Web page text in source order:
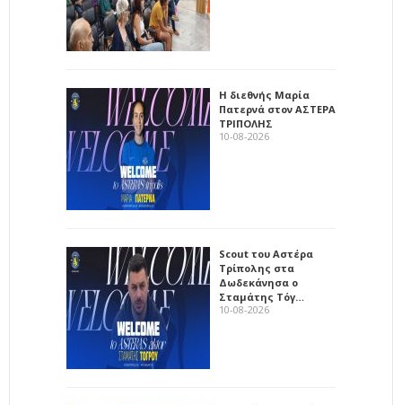
Η διεθνής Μαρία
Πατερνά στον ΑΣΤΕΡΑ
ΤΡΙΠΟΛΗΣ
10-08-2026
Scout του Αστέρα
Τρίπολης στα
Δωδεκάνησα ο
Σταμάτης Τόγ…
10-08-2026